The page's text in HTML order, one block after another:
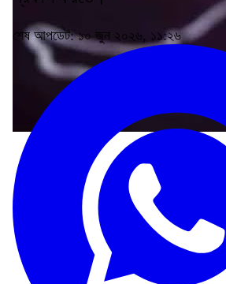
শেষ আপডেট: ১০ জুন ২০২৬, ১১:২৬